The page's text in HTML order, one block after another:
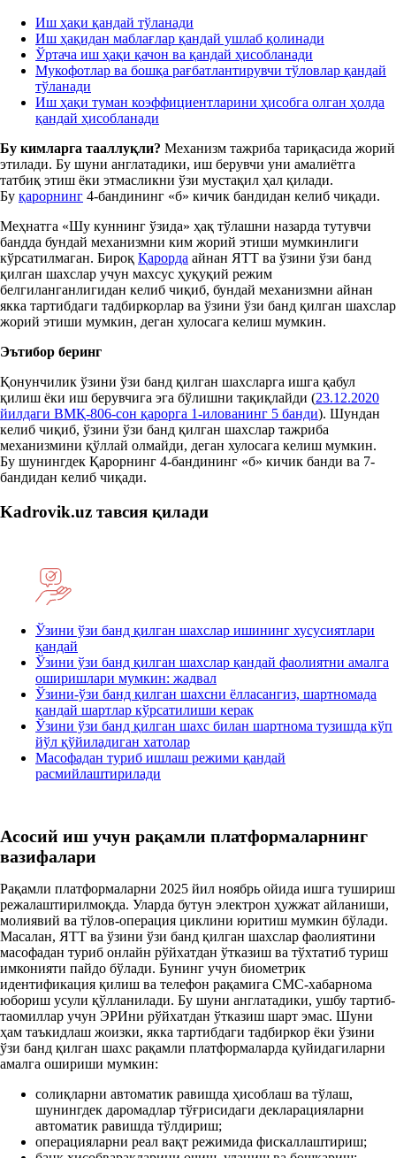
Иш ҳақи қандай тўланади
Иш ҳақидан маблағлар қандай ушлаб қолинади
Ўртача иш ҳақи қачон ва қандай ҳисобланади
Мукофотлар ва бошқа рағбатлантирувчи тўловлар қандай
тўланади
Иш ҳақи туман коэффициентларини ҳисобга олган ҳолда
қандай ҳисобланади
Бу кимларга тааллуқли? Механизм тажриба тариқасида жорий
этилади. Бу шуни англатадики, иш берувчи уни амалиётга
татбиқ этиш ёки этмасликни ўзи мустақил ҳал қилади.
Бу қарорнинг 4-бандининг «б» кичик бандидан келиб чиқади.
Меҳнатга «Шу куннинг ўзида» ҳақ тўлашни назарда тутувчи
бандда бундай механизмни ким жорий этиши мумкинлиги
кўрсатилмаган. Бироқ Қарорда айнан ЯТТ ва ўзини ўзи банд
қилган шахслар учун махсус ҳуқуқий режим
белгиланганлигидан келиб чиқиб, бундай механизмни айнан
якка тартибдаги тадбиркорлар ва ўзини ўзи банд қилган шахслар
жорий этиши мумкин, деган хулосага келиш мумкин.
Эътибор беринг
Қонунчилик ўзини ўзи банд қилган шахсларга ишга қабул
қилиш ёки иш берувчига эга бўлишни тақиқлайди (23.12.2020
йилдаги ВМҚ-806-сон қарорга 1-илованинг 5 банди). Шундан
келиб чиқиб, ўзини ўзи банд қилган шахслар тажриба
механизмини қўллай олмайди, деган хулосага келиш мумкин.
Бу шунингдек Қарорнинг 4-бандининг «б» кичик банди ва 7-
бандидан келиб чиқади.
Kadrovik.uz тавсия қилади
Ўзини ўзи банд қилган шахслар ишининг хусусиятлари
қандай
Ўзини ўзи банд қилган шахслар қандай фаолиятни амалга
оширишлари мумкин: жадвал
Ўзини-ўзи банд қилган шахсни ёлласангиз, шартномада
қандай шартлар кўрсатилиши керак
Ўзини ўзи банд қилган шахс билан шартнома тузишда кўп
йўл қўйиладиган хатолар
Масофадан туриб ишлаш режими қандай
расмийлаштирилади
Асосий иш учун рақамли платформаларнинг
вазифалари
Рақамли платформаларни 2025 йил ноябрь ойида ишга тушириш
режалаштирилмоқда. Уларда бутун электрон ҳужжат айланиши,
молиявий ва тўлов-операция циклини юритиш мумкин бўлади.
Масалан, ЯТТ ва ўзини ўзи банд қилган шахслар фаолиятини
масофадан туриб онлайн рўйхатдан ўтказиш ва тўхтатиб туриш
имконияти пайдо бўлади. Бунинг учун биометрик
идентификация қилиш ва телефон рақамига СМС-хабарнома
юбориш усули қўлланилади. Бу шуни англатадики, ушбу тартиб-
таомиллар учун ЭРИни рўйхатдан ўтказиш шарт эмас. Шуни
ҳам таъкидлаш жоизки, якка тартибдаги тадбиркор ёки ўзини
ўзи банд қилган шахс рақамли платформаларда қуйидагиларни
амалга ошириши мумкин:
солиқларни автоматик равишда ҳисоблаш ва тўлаш,
шунингдек даромадлар тўғрисидаги декларацияларни
автоматик равишда тўлдириш;
операцияларни реал вақт режимида фискаллаштириш;